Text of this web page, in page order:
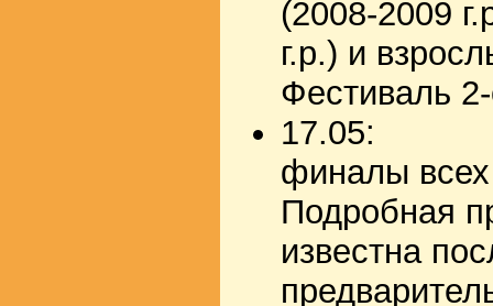
(2008-2009
г.р.) и
Фестиваль
17.05:
финалы всех
Подробная
известна